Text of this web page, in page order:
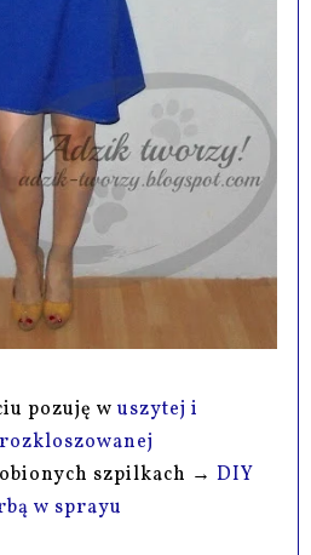
pozuję wuszytej i
szpilkach →DIY
w sprayu